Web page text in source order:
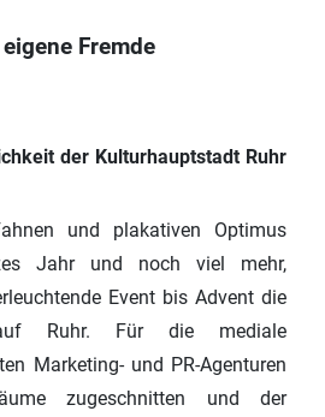
Fremde
der Kulturhauptstadt Ruhr
und plakativen Optimus
Jahr und noch viel mehr,
Event bis Advent die
auf Ruhr. Für die mediale
Marketing‑ und PR-Agenturen
zugeschnitten und der